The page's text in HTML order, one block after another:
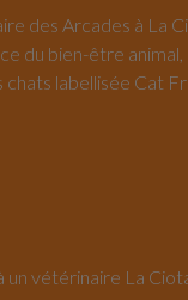
des Arcades à La
du bien-être
labellisée Cat
un vétérinaire La